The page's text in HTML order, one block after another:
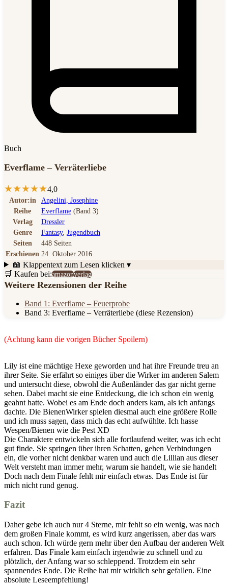
Buch
Everflame – Verräterliebe
★★★★★4,0
Autor:in
Angelini, Josephine
Reihe
Everflame (Band 3)
Verlag
Dressler
Genre
Fantasy, Jugendbuch
Seiten
448 Seiten
Erschienen 24. Oktober 2016
📖 Klappentext zum Lesen klicken ▾
🛒 Kaufen bei:amazonverlag
Weitere Rezensionen der Reihe
Band 1: Everflame – Feuerprobe
Band 3: Everflame – Verräterliebe (diese Rezension)
(Achtung kann die vorigen Bücher Spoilern)
Lily ist eine mächtige Hexe geworden und hat ihre Freunde treu an
ihrer Seite. Sie erfährt so einiges über die Wirker im anderen Salem
und untersucht diese, obwohl die Außenländer das gar nicht gerne
sehen. Dabei macht sie eine Entdeckung, die ich schon ein wenig
geahnt hatte. Wobei es am Ende doch anders kam, als ich anfangs
dachte. Die BienenWirker spielen diesmal auch eine größere Rolle
und ich muss sagen, dass mich das echt aufwühlte. Ich hasse
Wespen/Bienen wie die Pest XD
Die Charaktere entwickeln sich alle fortlaufend weiter, was ich echt
gut finde. Sie springen über ihren Schatten, gehen Verbindungen
ein, die vorher nicht denkbar waren und auch die Lillian aus dieser
Welt versteht man immer mehr, warum sie handelt, wie sie handelt
Doch nach dem Finale fehlt mir einfach etwas. Das Ende ist für
mich nicht rund genug.
Fazit
Daher gebe ich auch nur 4 Sterne, mir fehlt so ein wenig, was nach
dem großen Finale kommt, es wird kurz angerissen, aber das wars
auch schon. Ich würde gern mehr über den Aufbau der anderen Welt
erfahren. Das Finale kam einfach irgendwie zu schnell und zu
plötzlich, der Anfang war so schleppend. Trotzdem ein sehr
spannendes Ende. Die Reihe hat mir wirklich sehr gefallen. Eine
absolute Leseempfehlung!